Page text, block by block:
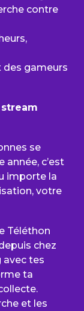
contre
des gameurs
se
c’est
importe la
votre
Téléthon
chez
avec tes
ta
et les